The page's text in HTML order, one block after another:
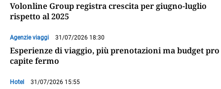
Volonline Group registra crescita per giugno-luglio
rispetto al 2025
Agenzie viaggi 31/07/2026 18:30
Esperienze di viaggio, più prenotazioni ma budget pro
capite fermo
Hotel 31/07/2026 15:55